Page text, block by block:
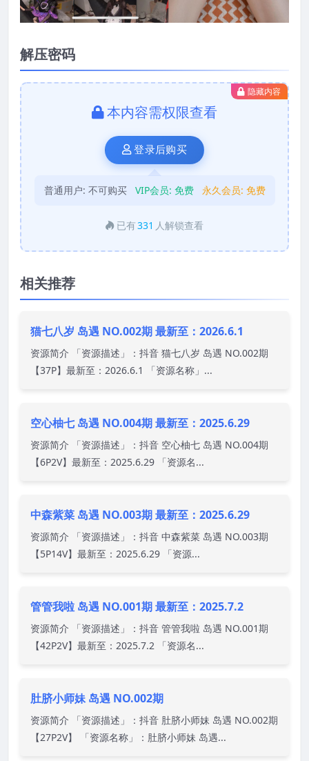
解压密码
隐藏内容
本内容需权限查看
登录后购买
普通用户: 不可购买 VIP会员: 免费 永久会员: 免费
已有331 人解锁查看
相关推荐
猫七八岁 岛遇 NO.002期 最新至：2026.6.1
资源简介 「资源描述」：抖音 猫七八岁 岛遇 NO.002期
【37P】最新至：2026.6.1 「资源名称」...
空心柚七 岛遇 NO.004期 最新至：2025.6.29
资源简介 「资源描述」：抖音 空心柚七 岛遇 NO.004期
【6P2V】最新至：2025.6.29 「资源名...
中森紫菜 岛遇 NO.003期 最新至：2025.6.29
资源简介 「资源描述」：抖音 中森紫菜 岛遇 NO.003期
【5P14V】最新至：2025.6.29 「资源...
管管我啦 岛遇 NO.001期 最新至：2025.7.2
资源简介 「资源描述」：抖音 管管我啦 岛遇 NO.001期
【42P2V】最新至：2025.7.2 「资源名...
肚脐小师妹 岛遇 NO.002期
资源简介 「资源描述」：抖音 肚脐小师妹 岛遇 NO.002期
【27P2V】 「资源名称」：肚脐小师妹 岛遇...